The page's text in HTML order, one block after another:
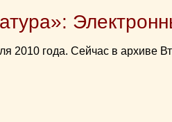
2010 года. Сейчас в архиве